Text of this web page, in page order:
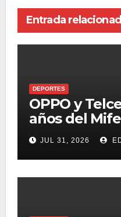
Entrada
DEPORTES
OPPO y
años del
acercando
conectividad
aficionados
JUL 31, 2026